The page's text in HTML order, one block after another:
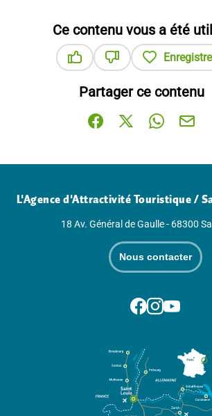
Ce contenu vous a été
Partager ce contenu
Partager sur Facebook
Partager sur X /
Partager
L'Agence d'Attractivité Touristique /
18 Av. Général de Gaulle - 68300
Nous contacter
Suivez-nous
Suivez-